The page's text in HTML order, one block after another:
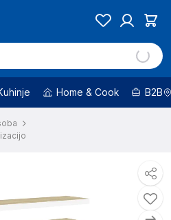
Home & Cook B2B